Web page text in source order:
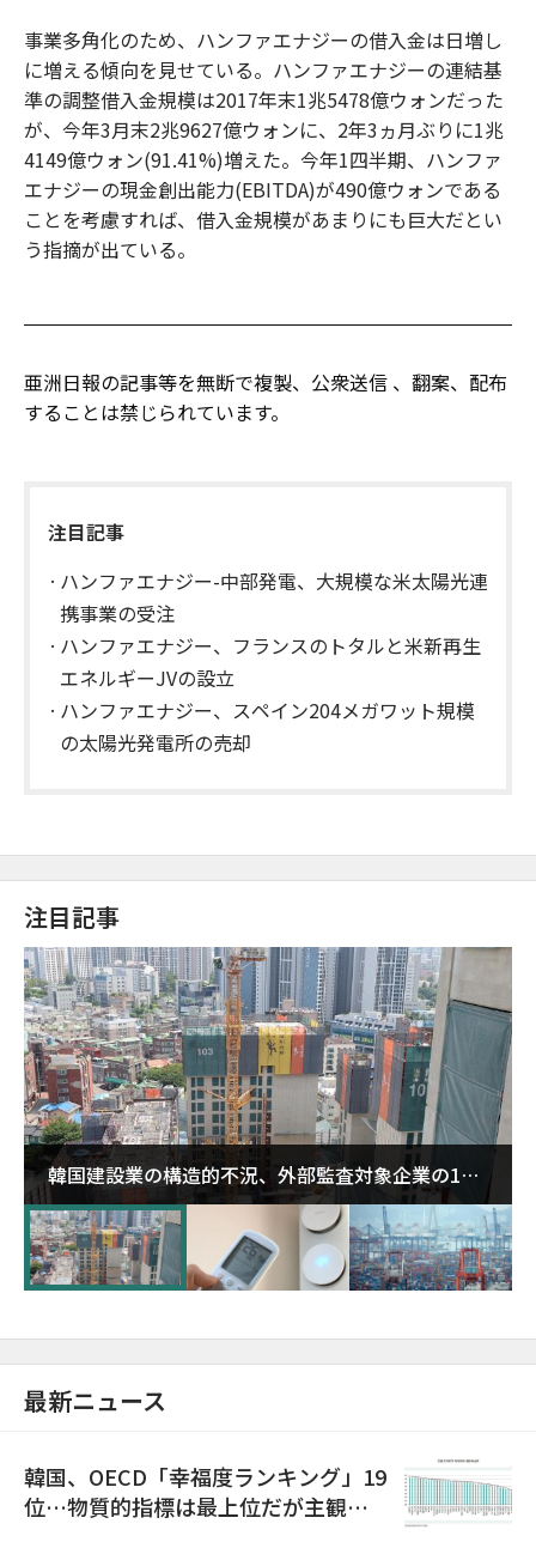
事業多角化のため、ハンファエナジーの借入金は日増し
に増える傾向を見せている。ハンファエナジーの連結基
準の調整借入金規模は2017年末1兆5478億ウォンだった
が、今年3月末2兆9627億ウォンに、2年3ヵ月ぶりに1兆
4149億ウォン(91.41%)増えた。今年1四半期、ハンファ
エナジーの現金創出能力(EBITDA)が490億ウォンである
ことを考慮すれば、借入金規模があまりにも巨大だとい
う指摘が出ている。
亜洲日報の記事等を無断で複製、公衆送信 、翻案、配布
することは禁じられています。
注目記事
ハンファエナジー-中部発電、大規模な米太陽光連
携事業の受注
ハンファエナジー、フランスのトタルと米新再生
エネルギーJVの設立
ハンファエナジー、スペイン204メガワット規模
の太陽光発電所の売却
注目記事
韓国建設業の構造的不況、外部監査対象企業の1割
超が「ゾンビ企業」に…5年で2.8倍増
最新ニュース
韓国、OECD「幸福度ランキング」19
位…物質的指標は最上位だが主観的